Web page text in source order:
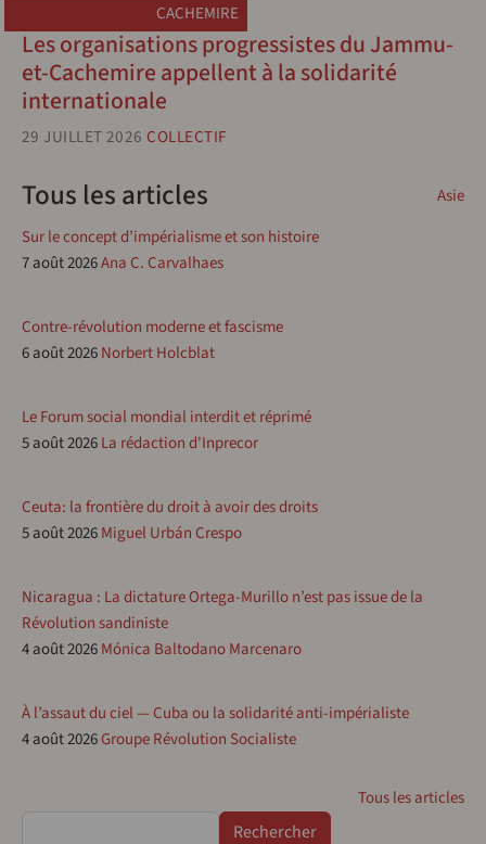
CACHEMIRE
Les organisations progressistes du Jammu-
et-Cachemire appellent à la solidarité
internationale
29 JUILLET 2026 COLLECTIF
Asie
Tous les articles
Sur le concept d’impérialisme et son histoire
7 août 2026Ana C. Carvalhaes
Contre-révolution moderne et fascisme
6 août 2026Norbert Holcblat
Le Forum social mondial interdit et réprimé
5 août 2026La rédaction d'Inprecor
Ceuta: la frontière du droit à avoir des droits
5 août 2026Miguel Urbán Crespo
Nicaragua : La dictature Ortega-Murillo n’est pas issue de la
Révolution sandiniste
4 août 2026Mónica Baltodano Marcenaro
À l’assaut du ciel — Cuba ou la solidarité anti-impérialiste
4 août 2026Groupe Révolution Socialiste
Tous les articles